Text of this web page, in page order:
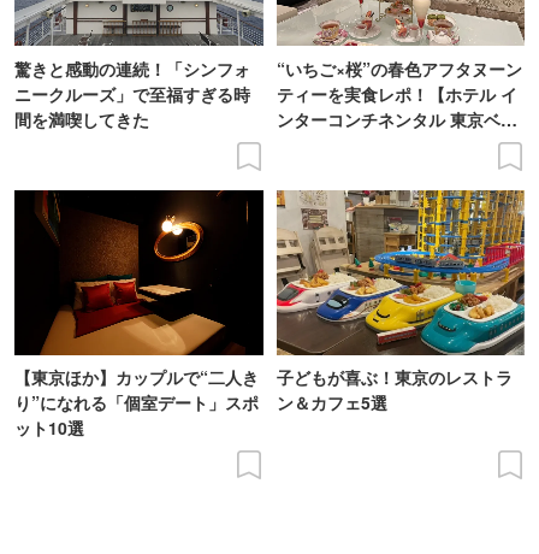
驚きと感動の連続！「シンフォ
ニークルーズ」で至福すぎる時
間を満喫してきた
“いちご×桜”の春色アフタヌーン
ティーを実食レポ！【ホテル イ
ンターコンチネンタル 東京ベ
【東京ほか】カップルで“二人き
り”になれる「個室デート」スポ
ット10選
子どもが喜ぶ！東京のレストラ
ン＆カフェ5選